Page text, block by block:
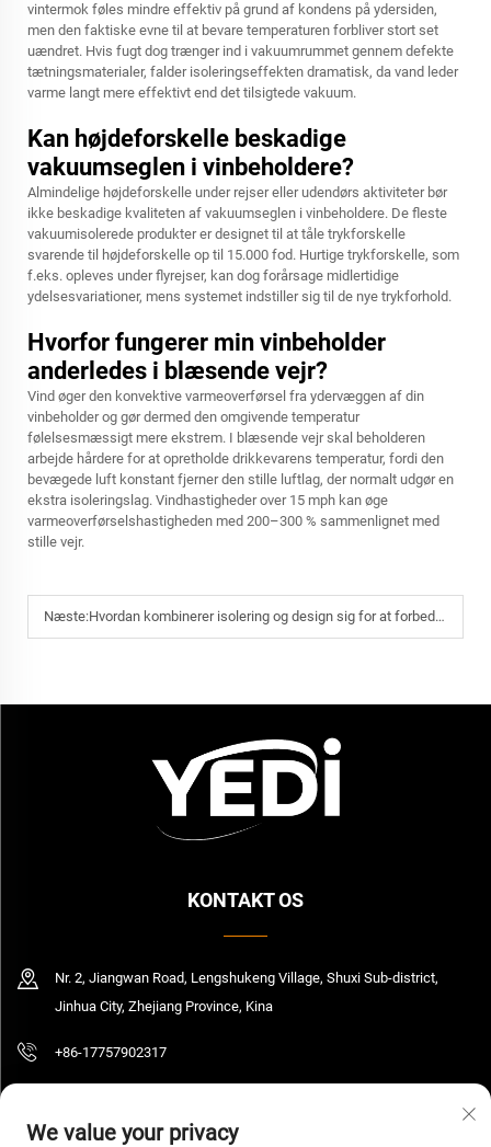
vintermok føles mindre effektiv på grund af kondens på ydersiden,
men den faktiske evne til at bevare temperaturen forbliver stort set
uændret. Hvis fugt dog trænger ind i vakuumrummet gennem defekte
tætningsmaterialer, falder isoleringseffekten dramatisk, da vand leder
varme langt mere effektivt end det tilsigtede vakuum.
Kan højdeforskelle beskadige
vakuumseglen i vinbeholdere?
Almindelige højdeforskelle under rejser eller udendørs aktiviteter bør
ikke beskadige kvaliteten af vakuumseglen i vinbeholdere. De fleste
vakuumisolerede produkter er designet til at tåle trykforskelle
svarende til højdeforskelle op til 15.000 fod. Hurtige trykforskelle, som
f.eks. opleves under flyrejser, kan dog forårsage midlertidige
ydelsesvariationer, mens systemet indstiller sig til de nye trykforhold.
Hvorfor fungerer min vinbeholder
anderledes i blæsende vejr?
Vind øger den konvektive varmeoverførsel fra ydervæggen af din
vinbeholder og gør dermed den omgivende temperatur
følelsesmæssigt mere ekstrem. I blæsende vejr skal beholderen
arbejde hårdere for at opretholde drikkevarens temperatur, fordi den
bevægede luft konstant fjerner den stille luftlag, der normalt udgør en
ekstra isoleringslag. Vindhastigheder over 15 mph kan øge
varmeoverførselshastigheden med 200–300 % sammenlignet med
stille vejr.
Næste:Hvordan kombinerer isolering og design sig for at forbedre oplevelsen med vinbeholdere
KONTAKT OS
Nr. 2, Jiangwan Road, Lengshukeng Village, Shuxi Sub-district,
Jinhua City, Zhejiang Province, Kina
+86-17757902317
We value your privacy